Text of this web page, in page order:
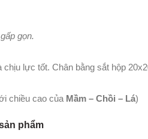
gọn.
lực tốt. Chân bằng sắt hộp
chiều cao của Mầm – Chồi – Lá)
phẩm